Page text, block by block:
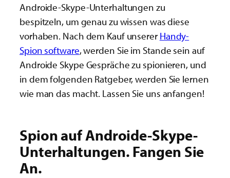
Androide-Skype-Unterhaltungen zu
bespitzeln, um genau zu wissen was diese
vorhaben. Nach dem Kauf unserer Handy-
Spion software, werden Sie im Stande sein auf
Androide Skype Gespräche zu spionieren, und
in dem folgenden Ratgeber, werden Sie lernen
wie man das macht. Lassen Sie uns anfangen!
Spion auf Androide-Skype-
Unterhaltungen. Fangen Sie
An.